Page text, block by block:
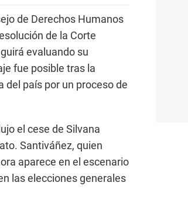
de Derechos Humanos
de la Corte
evaluando su
fue posible tras la
país por un proceso de
el cese de Silvana
Santiváñez, quien
aparece en el escenario
las elecciones generales